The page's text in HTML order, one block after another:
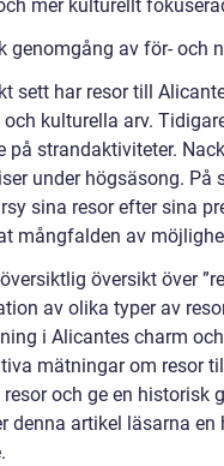
mer kulturellt
genomgång av för- och
sett har resor till
kulturella arv.
på strandaktiviteter.
under högsäsong.
sina resor efter sina
mångfalden av
översikt över
av olika typer av
i Alicantes charm
mätningar om resor
resor och ge en historisk
denna artikel läsarna